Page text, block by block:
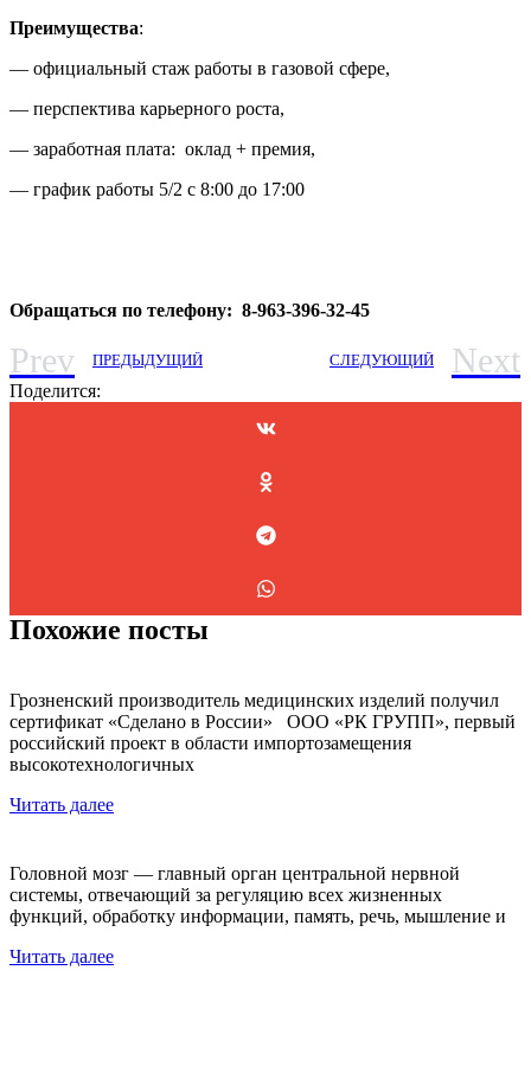
Преимущества:
— официальный стаж работы в газовой сфере,
— перспектива карьерного роста,
— заработная плата: оклад + премия,
— график работы 5/2 с 8:00 до 17:00
Обращаться по телефону: 8-963-396-32-45
Prev ПРЕДЫДУЩИЙ СЛЕДУЮЩИЙ Next
Поделится:
Похожие посты
Грозненский производитель медицинских изделий получил
сертификат «Сделано в России» ООО «РК ГРУПП», первый
российский проект в области импортозамещения
высокотехнологичных
Читать далее
Головной мозг — главный орган центральной нервной
системы, отвечающий за регуляцию всех жизненных
функций, обработку информации, память, речь, мышление и
Читать далее